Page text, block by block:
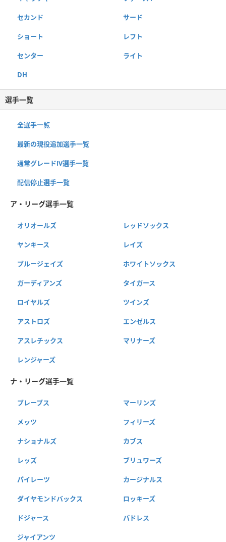
セカンド サード
ショート レフト
センター ライト
DH
選手一覧
全選手一覧
最新の現役追加選手一覧
通常グレードⅣ選手一覧
配信停止選手一覧
ア・リーグ選手一覧
オリオールズ レッドソックス
ヤンキース レイズ
ブルージェイズ ホワイトソックス
ガーディアンズ タイガース
ロイヤルズ ツインズ
アストロズ エンゼルス
アスレチックス マリナーズ
レンジャーズ
ナ・リーグ選手一覧
ブレーブス マーリンズ
メッツ フィリーズ
ナショナルズ カブス
レッズ ブリュワーズ
パイレーツ カージナルス
ダイヤモンドバックス ロッキーズ
ドジャース パドレス
ジャイアンツ